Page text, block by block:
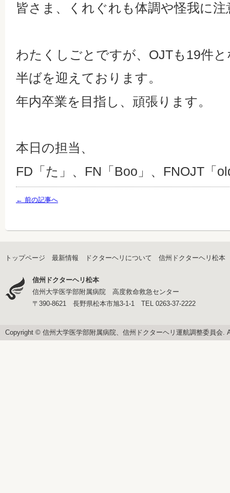
皆さま、くれぐれも体調や怪我に
わたくしごとですが、OJTも19件
半ばを迎えております。
年内卒業を目指し、頑張ります。
本日の担当、
FD「た」、FN「Boo」、FNOJT「
← 前の記事へ
トップページ 最新情報 ドクターヘリについて 信州ドクターヘリ松本
信州ドクターヘリ松本
信州大学医学部附属病院 高度救命救急センター
〒390-8621 長野県松本市旭3-1-1 TEL 0263-37-2222
Copyright © 信州大学医学部附属病院、信州ドクターヘリ運航調整委員会.